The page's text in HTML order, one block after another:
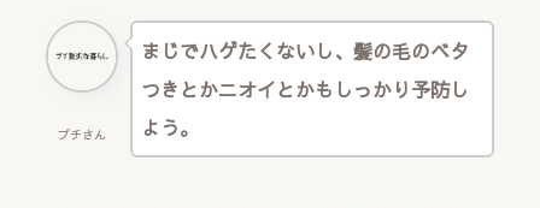
プチさん
まじでハゲたくないし、髪の毛のベタ
つきとかニオイとかもしっかり予防し
よう。